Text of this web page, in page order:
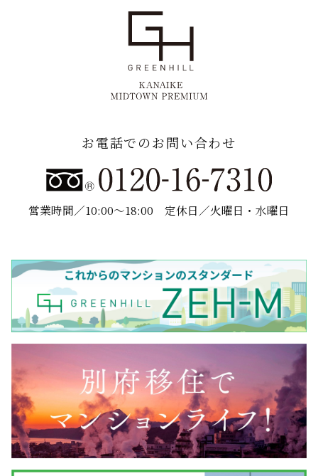
お電話でのお問い合わせ
営業時間／10:00～18:00 定休日／火曜日・水曜日